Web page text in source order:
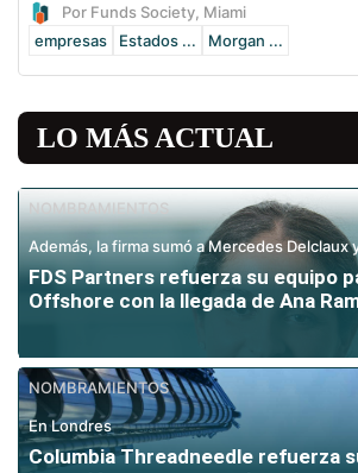
Por Funds Society, Miami
empresas
Estados ... Morgan ...
LO MÁS ACTUAL
NOMBRAMIENTOS
Además, la firma sumó a Mercedes Delclaux
FDS Partners refuerza su equipo
Offshore con la llegada de Ana
NOMBRAMIENTOS
En Londres
Columbia Threadneedle refuerza